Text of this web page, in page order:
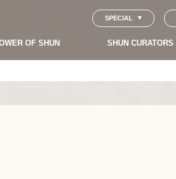
SPECIAL
OF SHUN SHUN CURATORS